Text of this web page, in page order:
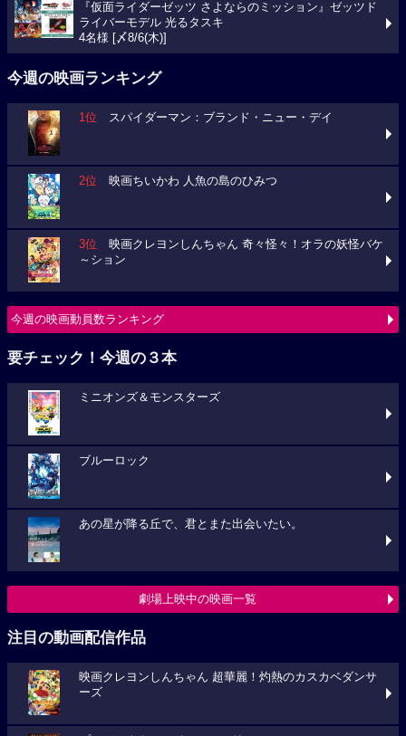
『仮面ライダーゼッツ さよならのミッション』ゼッツド
ライバーモデル 光るタスキ
4名様 [〆8/6(木)]
今週の映画ランキング
1位 スパイダーマン：ブランド・ニュー・デイ
2位 映画ちいかわ 人魚の島のひみつ
3位 映画クレヨンしんちゃん 奇々怪々！オラの妖怪バケ
～ション
今週の映画動員数ランキング
要チェック！今週の３本
ミニオンズ＆モンスターズ
ブルーロック
あの星が降る丘で、君とまた出会いたい。
劇場上映中の映画一覧
注目の動画配信作品
映画クレヨンしんちゃん 超華麗！灼熱のカスカベダンサ
ーズ